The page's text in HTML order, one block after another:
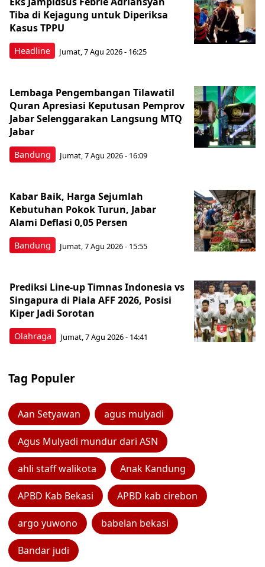
Headline
Tiba di Kejagung untuk Diperiksa
Kasus TPPU
Jumat, 7 Agu 2026 - 16:25
Bandung
Lembaga Pengembangan Tilawatil
Quran Apresiasi Keputusan Pemprov
Jabar Selenggarakan Langsung MTQ
Jabar
Jumat, 7 Agu 2026 - 16:09
Bandung
Kabar Baik, Harga Sejumlah
Kebutuhan Pokok Turun, Jabar
Alami Deflasi 0,05 Persen
Jumat, 7 Agu 2026 - 15:55
Olahraga
Prediksi Line-up Timnas Indonesia vs
Singapura di Piala AFF 2026, Posisi
Kiper Jadi Sorotan
Jumat, 7 Agu 2026 - 14:41
Tag Populer
Aan Setyawan agus mulyadi
Agus Mulyadi mundur dari ASN
ahli staff walikota Anak Kandung
APBD Kab Bekasi APBD kab cirebon
argo yuwono babelan bekasi
Bandar judi